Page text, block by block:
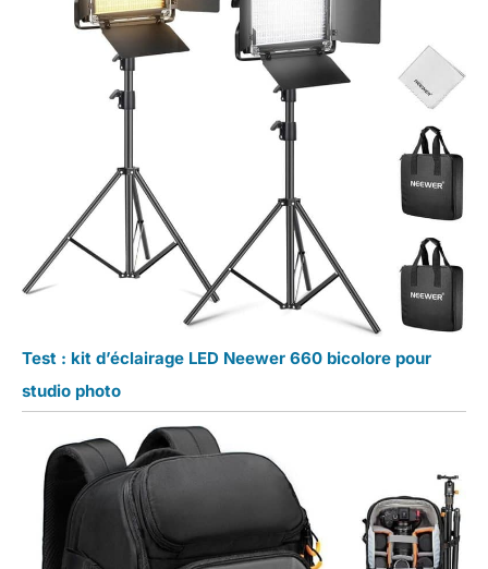
Test : kit d’éclairage LED Neewer 660 bicolore pour
studio photo